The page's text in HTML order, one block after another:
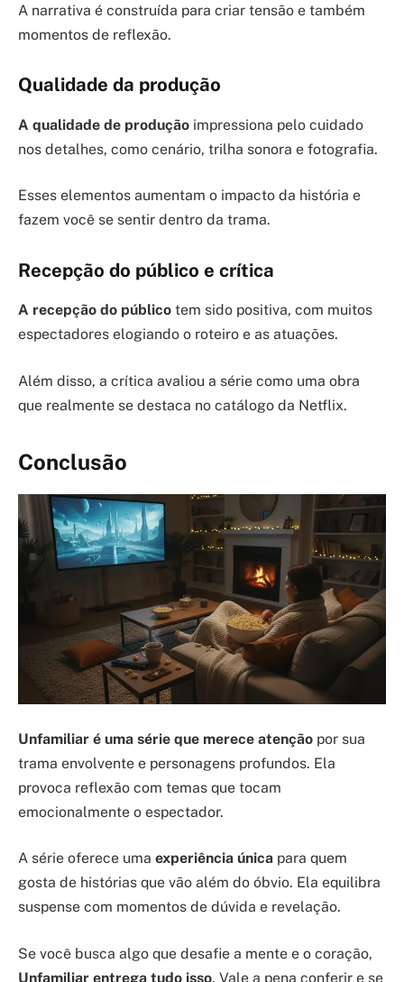
A narrativa é construída para criar tensão e também
momentos de reflexão.
Qualidade da produção
A qualidade de produção impressiona pelo cuidado
nos detalhes, como cenário, trilha sonora e fotografia.
Esses elementos aumentam o impacto da história e
fazem você se sentir dentro da trama.
Recepção do público e crítica
A recepção do público tem sido positiva, com muitos
espectadores elogiando o roteiro e as atuações.
Além disso, a crítica avaliou a série como uma obra
que realmente se destaca no catálogo da Netflix.
Conclusão
Unfamiliar é uma série que merece atenção por sua
trama envolvente e personagens profundos. Ela
provoca reflexão com temas que tocam
emocionalmente o espectador.
A série oferece uma experiência única para quem
gosta de histórias que vão além do óbvio. Ela equilibra
suspense com momentos de dúvida e revelação.
Se você busca algo que desafie a mente e o coração,
Unfamiliar entrega tudo isso. Vale a pena conferir e se